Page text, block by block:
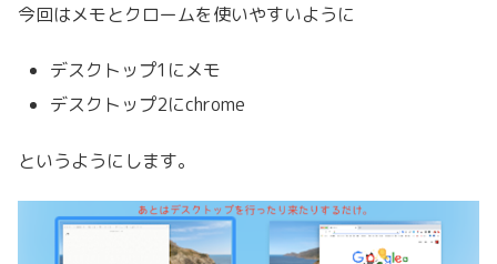
今回はメモとクロームを使いやすいように
デスクトップ1にメモ
デスクトップ2にchrome
というようにします。